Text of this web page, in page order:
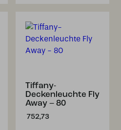
Tiffany-
Deckenleuchte Fly
Away – 80
752,73